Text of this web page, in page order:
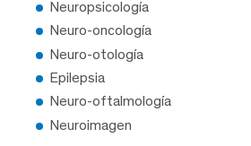
Neuropsicología
Neuro-oncología
Neuro-otología
Epilepsia
Neuro-oftalmología
Neuroimagen